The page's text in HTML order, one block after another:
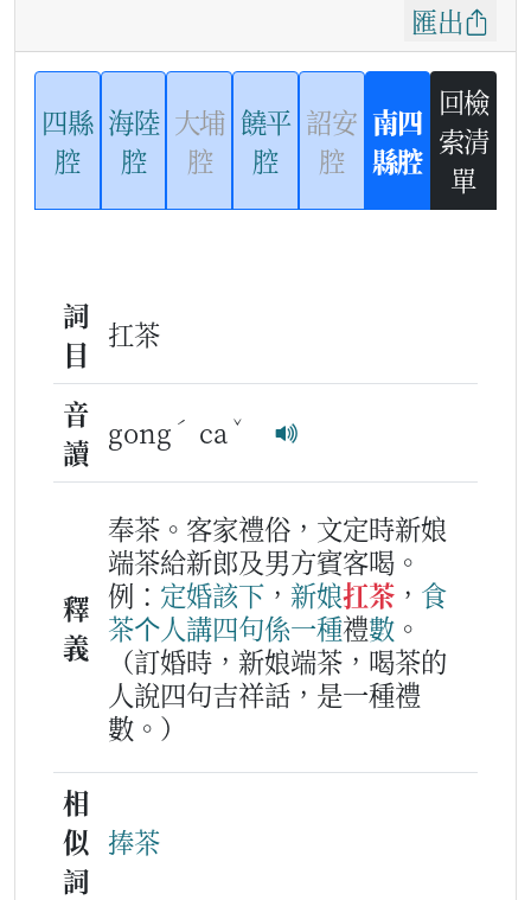
匯出
四縣
腔
海陸
腔
大埔
腔
饒平
腔
詔安
腔
南四
縣腔
回檢
索清
單
詞
目
扛茶
音
讀
gong ˊ ca ˇ
釋
義
奉茶。客家禮俗，文定時新娘
端茶給新郎及男方賓客喝。
例： 定婚該下 ， 新娘扛茶 ， 食
茶个人講四句係一種禮數 。
（訂婚時，新娘端茶，喝茶的
人說四句吉祥話，是一種禮
數。）
相
似
詞
捧茶